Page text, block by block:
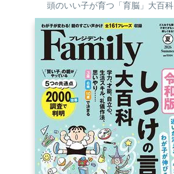
頭のいい子が育つ「育脳」大百科